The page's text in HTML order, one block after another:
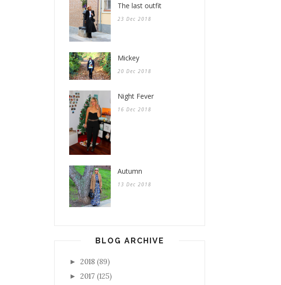
The last outfit
23 Dec 2018
Mickey
20 Dec 2018
Night Fever
16 Dec 2018
Autumn
13 Dec 2018
BLOG ARCHIVE
► 2018 (89)
► 2017 (125)